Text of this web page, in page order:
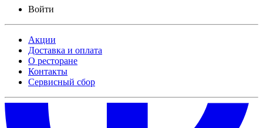
Войти
Акции
Доставка и оплата
О ресторане
Контакты
Сервисный сбор